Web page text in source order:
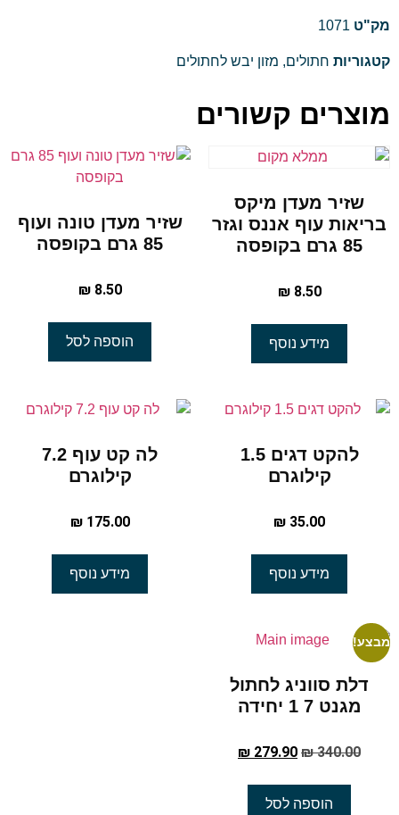
מק"ט 1071
קטגוריות חתולים, מזון יבש לחתולים
מוצרים קשורים
שזיר מעדן מיקס
בריאות עוף אננס וגזר
85 גרם בקופסה
₪8.50
מידע נוסף
שזיר מעדן טונה ועוף
85 גרם בקופסה
₪8.50
הוספה לסל
להקט דגים 1.5
קילוגרם
₪ 35.00
מידע נוסף
לה קט עוף 7.2
קילוגרם
₪175.00
מידע נוסף
מבצע!
דלת סווניג לחתול
מגנט 7 1 יחידה
₪340.00
₪ 279.90
הוספה לסל